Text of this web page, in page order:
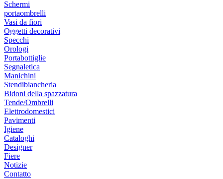
Schermi
portaombrelli
Vasi da fiori
Oggetti decorativi
Specchi
Orologi
Portabottiglie
Segnaletica
Manichini
Stendibiancheria
Bidoni della spazzatura
Tende/Ombrelli
Elettrodomestici
Pavimenti
Igiene
Cataloghi
Designer
Fiere
Notizie
Contatto